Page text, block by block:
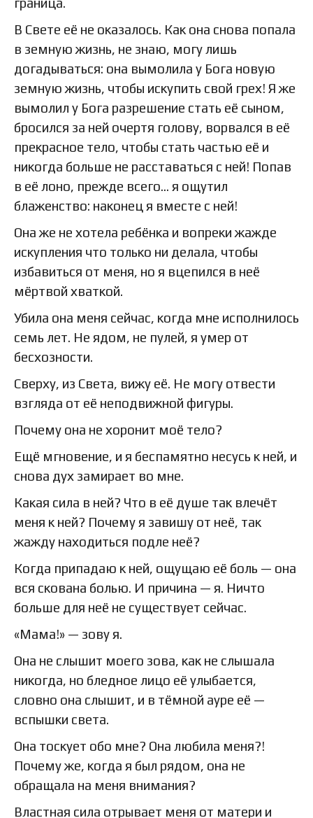
В Свете её не оказалось. Как она снова попала
в земную жизнь, не знаю, могу лишь
догадываться: она вымолила у Бога новую
земную жизнь, чтобы искупить свой грех! Я же
вымолил у Бога разрешение стать её сыном,
бросился за ней очертя голову, ворвался в её
прекрасное тело, чтобы стать частью её и
никогда больше не расставаться с ней! Попав
в её лоно, прежде всего… я ощутил
блаженство: наконец я вместе с ней!
Она же не хотела ребёнка и вопреки жажде
искупления что только ни делала, чтобы
избавиться от меня, но я вцепился в неё
мёртвой хваткой.
Убила она меня сейчас, когда мне исполнилось
семь лет. Не ядом, не пулей, я умер от
бесхозности.
Сверху, из Света, вижу её. Не могу отвести
взгляда от её неподвижной фигуры.
Почему она не хоронит моё тело?
Ещё мгновение, и я беспамятно несусь к ней, и
снова дух замирает во мне.
Какая сила в ней? Что в её душе так влечёт
меня к ней? Почему я завишу от неё, так
жажду находиться подле неё?
Когда припадаю к ней, ощущаю её боль — она
вся скована болью. И причина — я. Ничто
больше для неё не существует сейчас.
«Мама!» — зову я.
Она не слышит моего зова, как не слышала
никогда, но бледное лицо её улыбается,
словно она слышит, и в тёмной ауре её —
вспышки света.
Она тоскует обо мне? Она любила меня?!
Почему же, когда я был рядом, она не
обращала на меня внимания?
Властная сила отрывает меня от матери и